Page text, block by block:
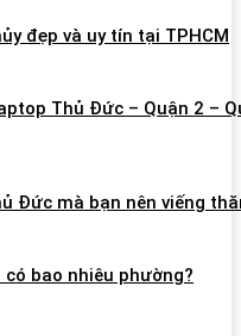
đẹp và uy tín tại TPHCM
Thủ Đức – Quận 2 –
Đức mà bạn nên viếng
có bao nhiêu phường?